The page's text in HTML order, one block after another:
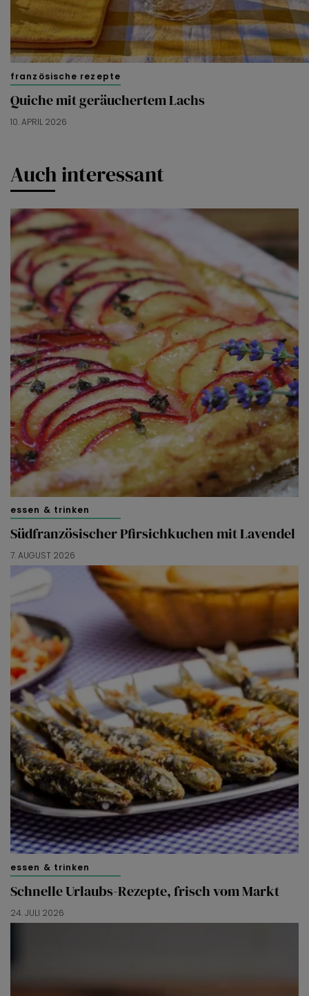
französische rezepte
Quiche mit geräuchertem Lachs
10. APRIL 2026
Auch interessant
essen & trinken
Südfranzösischer Pfirsichkuchen mit Lavendel
7. AUGUST 2026
essen & trinken
Schnelle Urlaubs-Rezepte, frisch vom Markt
24. JULI 2026